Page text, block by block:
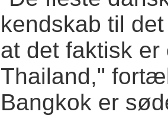
kendskab til
at det faktisk
Thailand,"
Bangkok er